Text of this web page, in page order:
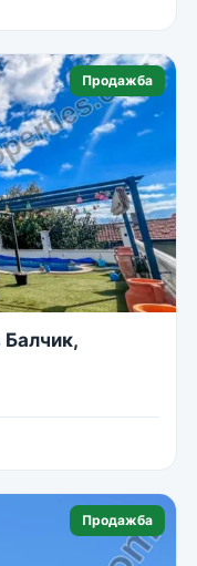
Продажба
Балчик,
Продажба